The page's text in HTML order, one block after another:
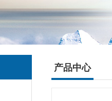
产品中心